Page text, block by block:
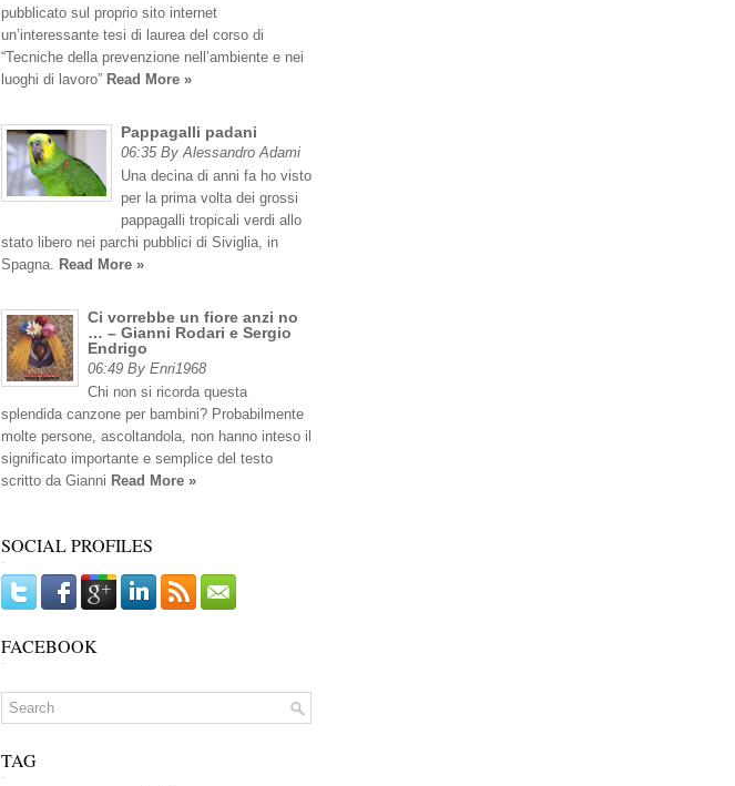
pubblicato sul proprio sito internet
un’interessante tesi di laurea del corso di
“Tecniche della prevenzione nell’ambiente e nei
luoghi di lavoro” Read More »
Pappagalli padani
06:35 By Alessandro Adami
Una decina di anni fa ho visto
per la prima volta dei grossi
pappagalli tropicali verdi allo
stato libero nei parchi pubblici di Siviglia, in
Spagna. Read More »
Ci vorrebbe un fiore anzi no
… – Gianni Rodari e Sergio
Endrigo
06:49 By Enri1968
Chi non si ricorda questa
splendida canzone per bambini? Probabilmente
molte persone, ascoltandola, non hanno inteso il
significato importante e semplice del testo
scritto da Gianni Read More »
SOCIAL PROFILES
FACEBOOK
TAG